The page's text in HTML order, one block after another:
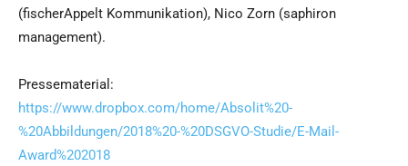
(fischerAppelt Kommunikation), Nico Zorn (saphiron
management).
Pressematerial:
https://www.dropbox.com/home/Absolit%20-
%20Abbildungen/2018%20-%20DSGVO-Studie/E-Mail-
Award%202018